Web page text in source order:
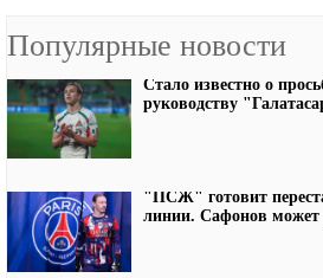
Популярные новости
Стало известно о
руководству
"ПСЖ" готовит
линии. Сафонов может